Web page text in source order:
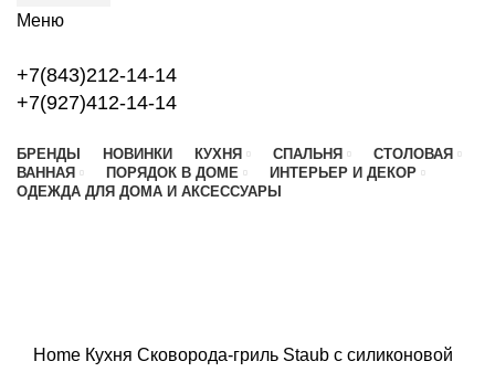
Меню
+7(843)212-14-14
+7(927)412-14-14
БРЕНДЫ НОВИНКИ КУХНЯ СПАЛЬНЯ
СТОЛОВАЯ
ВАННАЯ
ПОРЯДОК В ДОМЕ
ИНТЕРЬЕР И ДЕКОР
ОДЕЖДА ДЛЯ ДОМА И АКСЕССУАРЫ
Home Кухня Сковорода-гриль Staub с силиконовой